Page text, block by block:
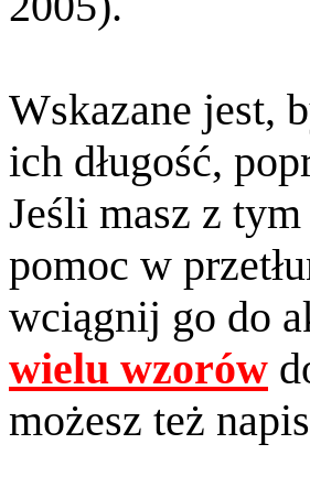
Wskazane jest,
ich długość,
Jeśli masz z
pomoc w
wciągnij go do
wielu wzorów
możesz też